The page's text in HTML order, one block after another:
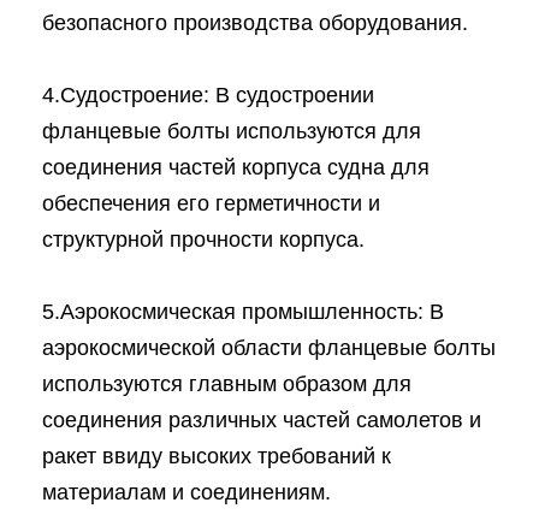
безопасного производства оборудования.
4.Судостроение: В судостроении
фланцевые болты используются для
соединения частей корпуса судна для
обеспечения его герметичности и
структурной прочности корпуса.
5.Аэрокосмическая промышленность: В
аэрокосмической области фланцевые болты
используются главным образом для
соединения различных частей самолетов и
ракет ввиду высоких требований к
материалам и соединениям.